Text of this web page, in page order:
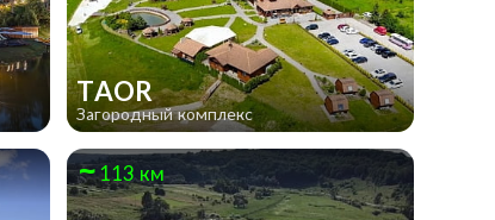
TAOR
Загородный комплекс
113 км